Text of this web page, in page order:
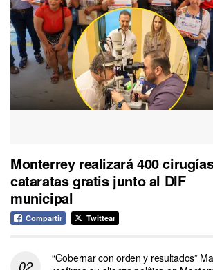
Monterrey realizará 400
cataratas gratis junto al DIF
municipal
Compartir Twittear
“Gobernar con orden y resultados”